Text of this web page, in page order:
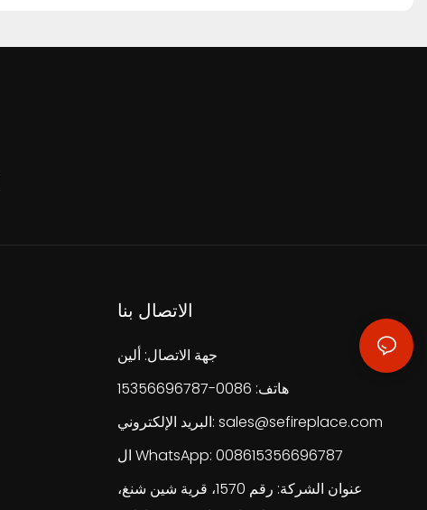
الاتصال بنا
جهة الاتصال: ألين
هاتف: 0086-15356696787
البريد الإلكتروني: sales@sefireplace.com
ال WhatsApp: 008615356696787
عنوان الشركة: رقم 1570، قرية شين شنغ،